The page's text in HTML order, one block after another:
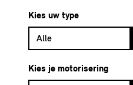
Kies uw type
Alle
Kies je motorisering